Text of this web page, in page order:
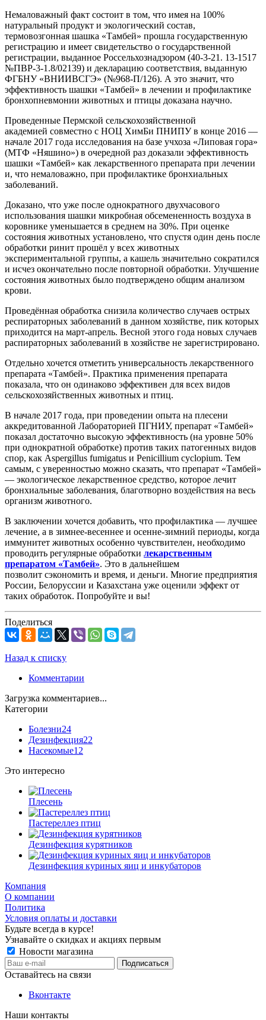
Немаловажный факт состоит в том, что имея на 100%
натуральный продукт и экологический состав,
термовозгонная шашка «Тамбей» прошла государственную
регистрацию и имеет свидетельство о государственной
регистрации, выданное Россельхознадзором (40-3-21. 13-1517
№ПВР-3-1.8/02139) и декларацию соответствия, выданную
ФГБНУ «ВНИИВСГЭ» (№968-П/126). А это значит, что
эффективность шашки «Тамбей» в лечении и профилактике
бронхопневмонии животных и птицы доказана научно.
Проведенные Пермской сельскохозяйственной
академией совместно с НОЦ ХимБи ПНИПУ в конце 2016 —
начале 2017 года исследования на базе учхоза «Липовая гора»
(МТФ «Няшино») в очередной раз доказали эффективность
шашки «Тамбей» как лекарственного препарата при лечении
и, что немаловажно, при профилактике бронхиальных
заболеваний.
Доказано, что уже после однократного двухчасового
использования шашки микробная обсемененность воздуха в
коровнике уменьшается в среднем на 30%. При оценке
состояния животных установлено, что спустя один день после
обработки ринит прошёл у всех животных
экспериментальной группы, а кашель значительно сократился
и исчез окончательно после повторной обработки. Улучшение
состояния животных было подтверждено общим анализом
крови.
Проведённая обработка снизила количество случаев острых
респираторных заболеваний в данном хозяйстве, пик которых
приходится на март-апрель. Весной этого года новых случаев
распираторных заболеваний в хозяйстве не зарегистрировано.
Отдельно хочется отметить универсальность лекарственного
препарата «Тамбей». Практика применения препарата
показала, что он одинаково эффективен для всех видов
сельскохозяйственных животных и птиц.
В начале 2017 года, при проведении опыта на плесени
аккредитованной Лабораторией ПГНИУ, препарат «Тамбей»
показал достаточно высокую эффективность (на уровне 50%
при однократной обработке) против таких патогенных видов
спор, как Aspergillus fumigatus и Penicillium cyclopium. Тем
самым, с уверенностью можно сказать, что препарат «Тамбей»
— экологическое лекарственное средство, которое лечит
бронхиальные заболевания, благотворно воздействия на весь
организм животного.
В заключении хочется добавить, что профилактика — лучшее
лечение, а в зимнее-весеннее и осенне-зимний периоды, когда
иммунитет животных особенно чувствителен, необходимо
проводить регулярные обработки лекарственным
препаратом «Тамбей». Это в дальнейшем
позволит сэкономить и время, и деньги. Многие предприятия
России, Белоруссии и Казахстана уже оценили эффект от
таких обработок. Попробуйте и вы!
Поделиться
Назад к списку
Комментарии
Загрузка комментариев...
Категории
Болезни24
Дезинфекция22
Насекомые12
Это интересно
Плесень
Пастереллез птиц
Дезинфекция курятников
Дезинфекция куриных яиц и инкубаторов
Компания
О компании
Политика
Условия оплаты и доставки
Будьте всегда в курсе!
Узнавайте о скидках и акциях первым
Новости магазина
Оставайтесь на связи
Вконтакте
Наши контакты